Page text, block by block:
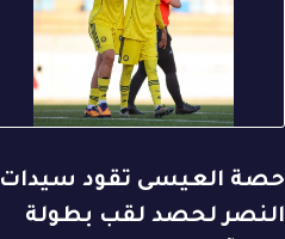
حصة العيسى تقود سيدات
النصر لحصد لقب بطولة